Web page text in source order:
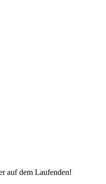
auf dem Laufenden!